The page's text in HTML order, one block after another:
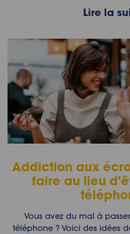
Lire la
Addiction aux
faire au lieu
Vous avez du mal à
téléphone ? Voici des idées